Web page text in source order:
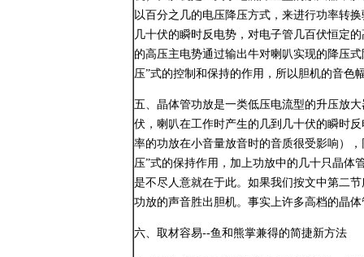
以百分之几的电压降压方式，来进行功率转
几十伏的瞬时反电势，对电子管几百伏恒定
的高压主电势通过输出牛对喇叭实现的降压
压”式的控制和保持的作用，所以胆机的音色
五、晶体管功放是一类低压电流型的升压放
伏，喇叭在工作时产生的几到几十伏的瞬时
率的功放在小音量放音时的音质很受影响）
压”式的保持作用，加上功放中的几十只晶体
是不尽人意就在于此。如果我们按文中第二
功放的声音胜出胆机。事实上许多高档的晶
六、取材容易--鱼和熊掌兼得的简捷新方法